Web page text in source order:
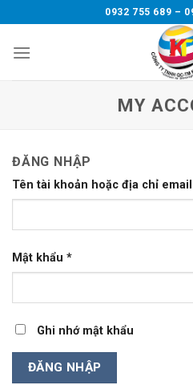
to
content
0932 755 689 –
MY
ĐĂNG NHẬP
Tên tài khoản hoặc địa chỉ email
Mật khẩu *
Ghi nhớ mật khẩu
ĐĂNG NHẬP